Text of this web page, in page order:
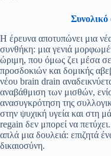
Η έρευνα αποτυπώνει μια
συνθήκη: μια γενιά
ώριμη, που όμως ζει μέσα
προσδοκιών και δομικής
νέου brain drain
αναβάθμιση των μισθών,
ανασυγκρότηση της
στην ψυχική υγεία και στη
regain δεν μπορεί να
απλά μια δουλειά: επιζητά
δικαιοσύνη.